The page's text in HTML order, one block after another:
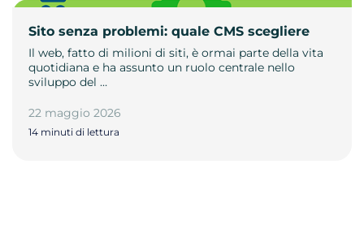
Sito senza problemi: quale CMS scegliere
Il web, fatto di milioni di siti, è ormai parte della vita
quotidiana e ha assunto un ruolo centrale nello
sviluppo del …
22 maggio 2026
14 minuti di lettura